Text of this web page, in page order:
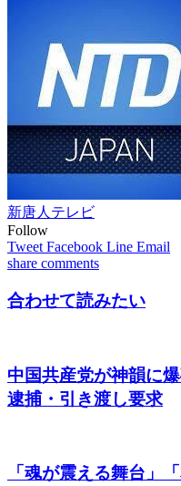
新唐人テレビ
Follow
Tweet Facebook Line Email
share comments
合わせて読みたい
中国共産党が神韻に
逮捕・引き渡し要求
「魂が震える舞台」